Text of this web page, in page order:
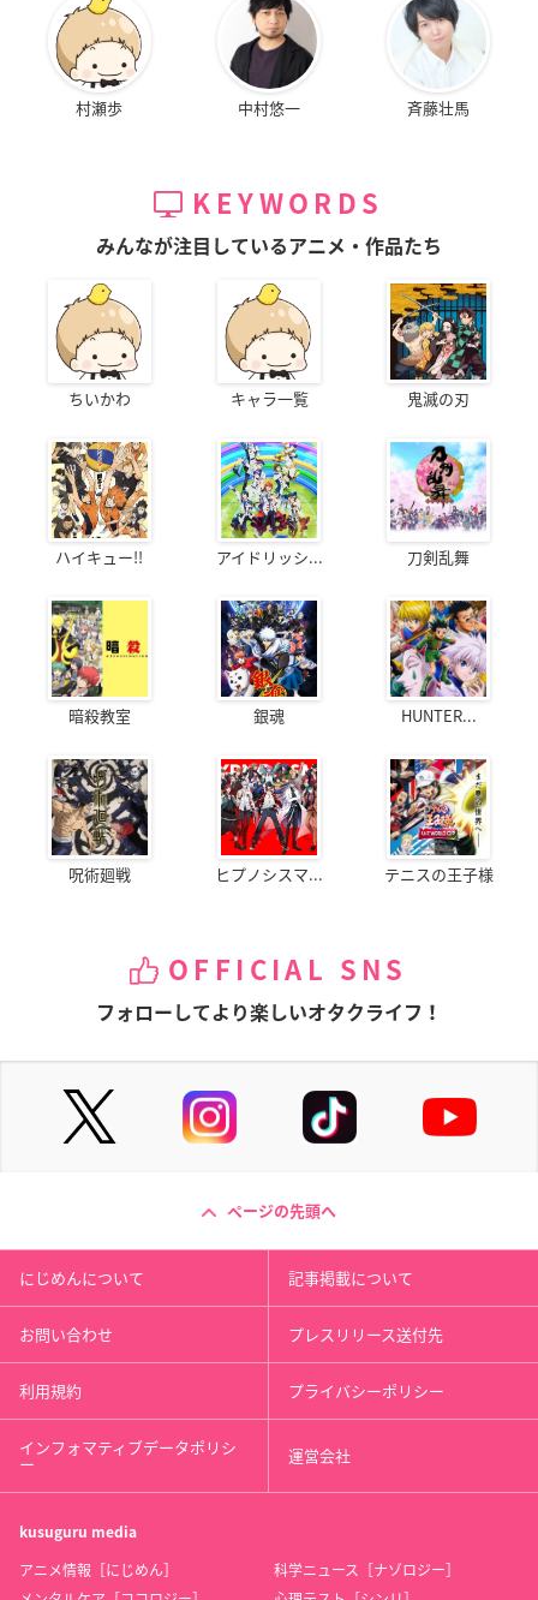
村瀬歩 中村悠一 斉藤壮馬
KEYWORDS
みんなが注目しているアニメ・作品たち
ちいかわ キャラ一覧 鬼滅の刃
ハイキュー!! アイドリッシ... 刀剣乱舞
暗殺教室 銀魂 HUNTER...
呪術廻戦 ヒプノシスマ... テニスの王子様
OFFICIAL SNS
フォローしてより楽しいオタクライフ！
ページの先頭へ
にじめんについて 記事掲載について
お問い合わせ プレスリリース送付先
利用規約 プライバシーポリシー
インフォマティブデータポリシ
ー 運営会社
kusuguru media
アニメ情報［にじめん］
科学ニュース［ナゾロジー］